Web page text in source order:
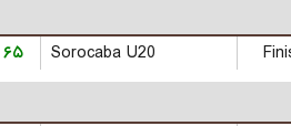
۶۵ Sorocaba U20